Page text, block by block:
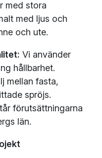
med stora
med ljus och
och ute.
Vi använder
hållbarhet.
mellan fasta,
spröjs.
förutsättningarna
län.